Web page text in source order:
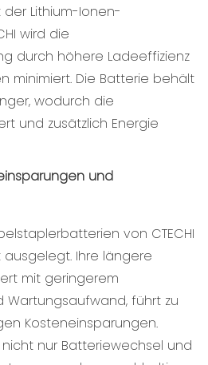
Lithium-Ionen-
wird die
durch höhere Ladeeffizienz
minimiert. Die Batterie behält
wodurch die
und zusätzlich Energie
und
von CTECHI
Ihre längere
mit geringerem
Wartungsaufwand, führt zu
Kosteneinsparungen.
nur Batteriewechsel und